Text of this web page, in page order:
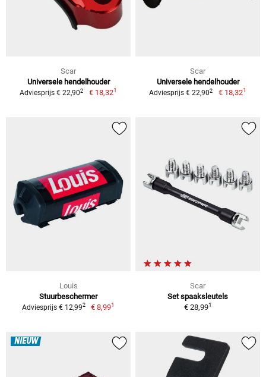
Scar
Universele hendelhouder
Adviesprijs € 22,902 € 18,321
Scar
Universele hendelhouder
Adviesprijs € 22,902 € 18,321
Louis
Stuurbeschermer
Adviesprijs € 12,992 € 8,991
Scar
Set spaaksleutels
€ 28,991
NIEUW